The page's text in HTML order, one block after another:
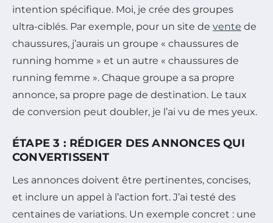
intention spécifique. Moi, je crée des groupes
ultra-ciblés. Par exemple, pour un site de vente de
chaussures, j’aurais un groupe « chaussures de
running homme » et un autre « chaussures de
running femme ». Chaque groupe a sa propre
annonce, sa propre page de destination. Le taux
de conversion peut doubler, je l’ai vu de mes yeux.
ÉTAPE 3 : RÉDIGER DES ANNONCES QUI
CONVERTISSENT
Les annonces doivent être pertinentes, concises,
et inclure un appel à l’action fort. J’ai testé des
centaines de variations. Un exemple concret : une